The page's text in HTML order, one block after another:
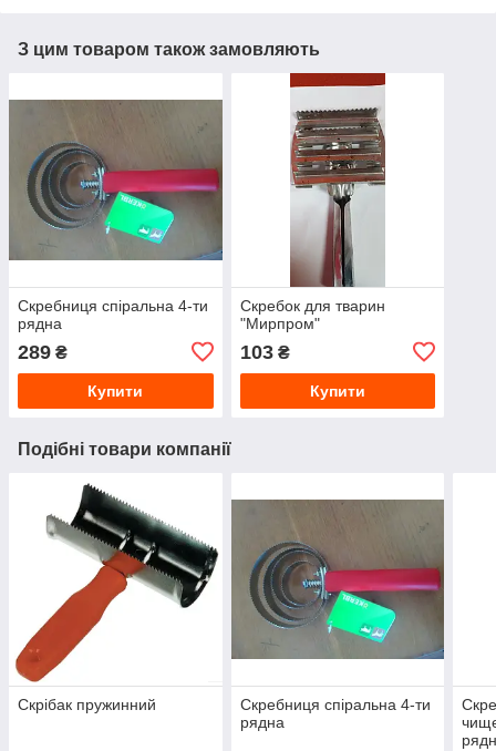
З цим товаром також замовляють
Скребниця спіральна 4-ти
рядна
289 ₴
Купити
Скребок для тварин
"Мирпром"
103₴
Купити
Подібні товари компанії
Скрібак пружинний
Скребниця спіральна 4-ти
рядна